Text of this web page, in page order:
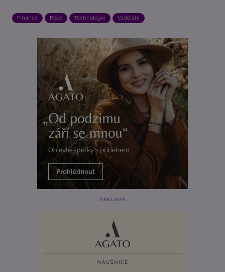
Finance Péče Technologie Vzdělání
REKLAMA